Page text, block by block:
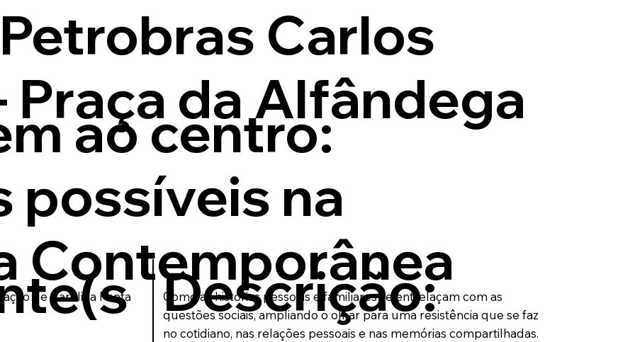
Carlos
Praça da Alfândega
ao centro:
possíveis na
Contemporânea
de Carolina Panta Descrição:
Como as histórias pessoais e familiares se entrelaçam com as
questões sociais, ampliando o olhar para uma resistência que se faz
no cotidiano, nas relações pessoais e nas memórias compartilhadas.